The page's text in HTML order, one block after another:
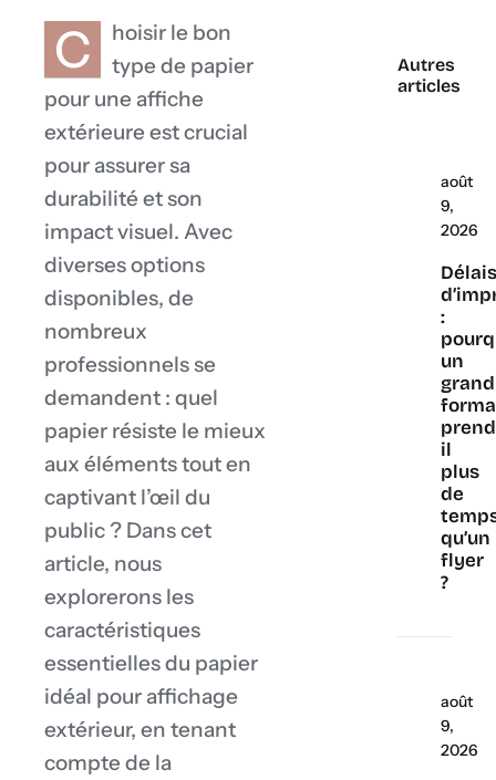
C
hoisir le bon
type de papier
pour une affiche
extérieure est crucial
pour assurer sa
durabilité et son
impact visuel. Avec
diverses options
disponibles, de
nombreux
professionnels se
demandent : quel
papier résiste le mieux
aux éléments tout en
captivant l’œil du
public ? Dans cet
article, nous
explorerons les
caractéristiques
essentielles du papier
idéal pour affichage
extérieur, en tenant
compte de la
Autres
articles
août
9,
2026
:
un
grand
il
plus
de
qu’un
flyer
?
août
9,
2026